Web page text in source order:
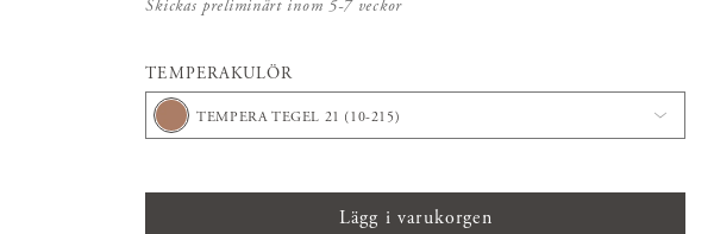
Skickas preliminärt inom 5-7 veckor
TEMPERAKULÖR
TEMPERA TEGEL 21 (10-215)
Lägg i varukorgen